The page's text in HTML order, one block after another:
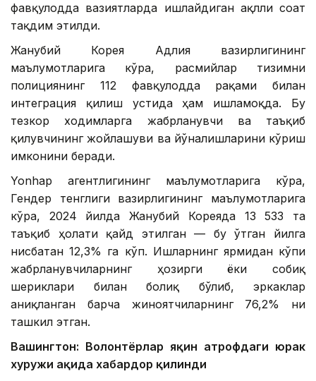
фавқулодда вазиятларда ишлайдиган ақлли соат
тақдим этилди.
Жанубий Корея Адлия вазирлигининг
маълумотларига кўра, расмийлар тизимни
полициянинг 112 фавқулодда рақами билан
интеграция қилиш устида ҳам ишламоқда. Бу
тезкор ходимларга жабрланувчи ва таъқиб
қилувчининг жойлашуви ва йўналишларини кўриш
имконини беради.
Yonhap агентлигининг маълумотларига кўра,
Гендер тенглиги вазирлигининг маълумотларига
кўра, 2024 йилда Жанубий Кореяда 13 533 та
таъқиб ҳолати қайд этилган — бу ўтган йилга
нисбатан 12,3% га кўп. Ишларнинг ярмидан кўпи
жабрланувчиларнинг ҳозирги ёки собиқ
шериклари билан боғлиқ бўлиб, эркаклар
аниқланган барча жиноятчиларнинг 76,2% ни
ташкил этган.
Вашингтон: Волонтёрлар яқин атрофдаги юрак
хуружи ҳақида хабардор қилинди